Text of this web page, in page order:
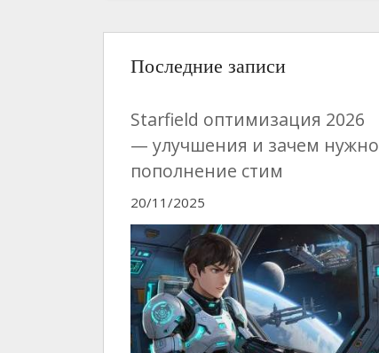
Последние записи
Starfield оптимизация 2026
— улучшения и зачем нужно
пополнение стим
20/11/2025